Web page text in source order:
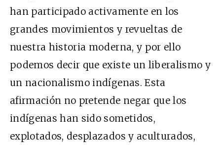
han participado activamente en los
grandes movimientos y revueltas de
nuestra historia moderna, y por ello
podemos decir que existe un liberalismo y
un nacionalismo indígenas. Esta
afirmación no pretende negar que los
indígenas han sido sometidos,
explotados, desplazados y aculturados,